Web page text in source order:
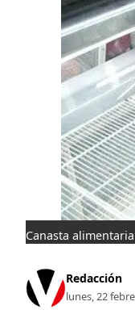
Canasta
Redacción
lunes, 22